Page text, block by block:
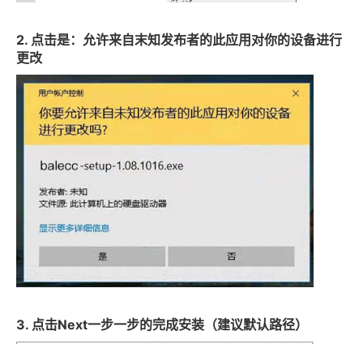
2. 点击是：允许来自末知发布者的此应用对你的设备进行
更改
3. 点击Next一步一步的完成安装（建议默认路径）